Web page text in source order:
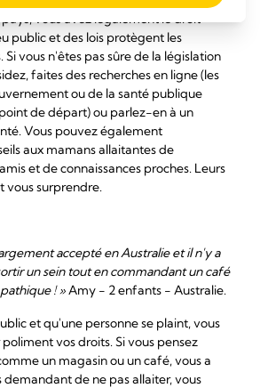
vous avez légalement le droit
public et des lois protègent les
vous n'êtes pas sûre de la législation
faites des recherches en ligne (les
ou de la santé publique
de départ) ou parlez-en à un
Vous pouvez également
aux mamans allaitantes de
et de connaissances proches. Leurs
vous surprendre.
accepté en Australie et il n'y a
un sein tout en commandant un café
! »Amy - 2 enfants - Australie.
et qu'une personne se plaint, vous
vos droits. Si vous pensez
un magasin ou un café, vous a
demandant de ne pas allaiter, vous